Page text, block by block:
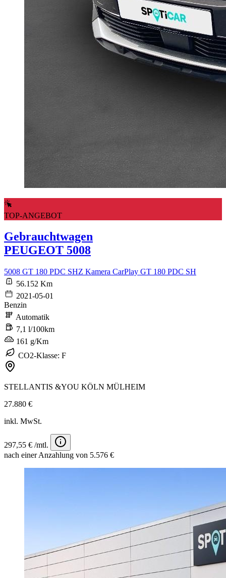
TOP-ANGEBOT
Gebrauchtwagen
PEUGEOT 5008
5008 GT 180 PDC SHZ Kamera CarPlay GT 180 PDC SH
56.152 Km
2021-05-01
Benzin
Automatik
7,1 l/100km
161 g/Km
CO2-Klasse: F
STELLANTIS &YOU KÖLN MÜLHEIM
27.880 €
inkl. MwSt.
297,55 € /mtl.
nach einer Anzahlung von 5.576 €